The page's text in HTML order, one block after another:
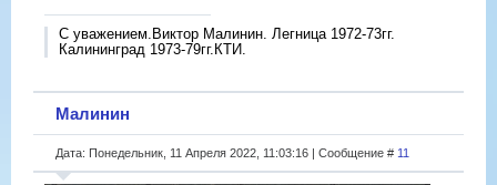
С уважением.Виктор Малинин. Легница 1972-73гг.
Калининград 1973-79гг.КТИ.
Малинин
Дата: Понедельник, 11 Апреля 2022, 11:03:16 | Сообщение # 11